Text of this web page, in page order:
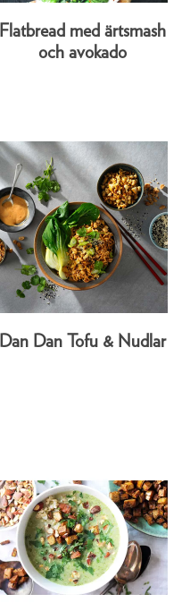
Flatbread med ärtsmash
och avokado
Dan Dan Tofu & Nudlar